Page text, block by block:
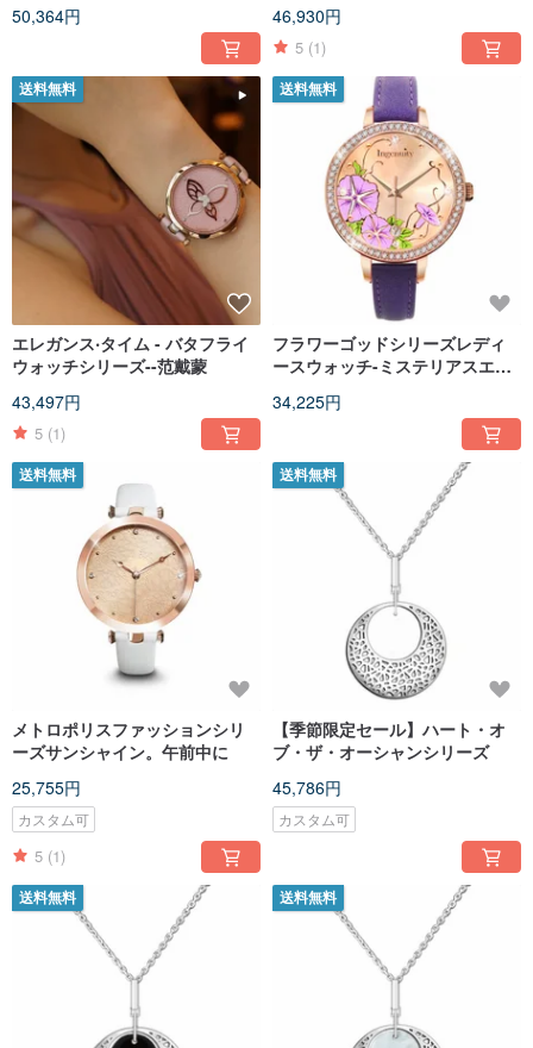
50,364円 46,930円
5 (1)
送料無料
エレガンス‧タイム - バタフライ
ウォッチシリーズ--范戴蒙
43,497円
5 (1)
送料無料
フラワーゴッドシリーズレディ
ースウォッチ-ミステリアスエレ
34,225円
送料無料
メトロポリスファッションシリ
ーズサンシャイン。午前中に
25,755円
カスタム可
5 (1)
送料無料
【季節限定セール】ハート・オ
ブ・ザ・オーシャンシリーズ
45,786円
カスタム可
送料無料 送料無料